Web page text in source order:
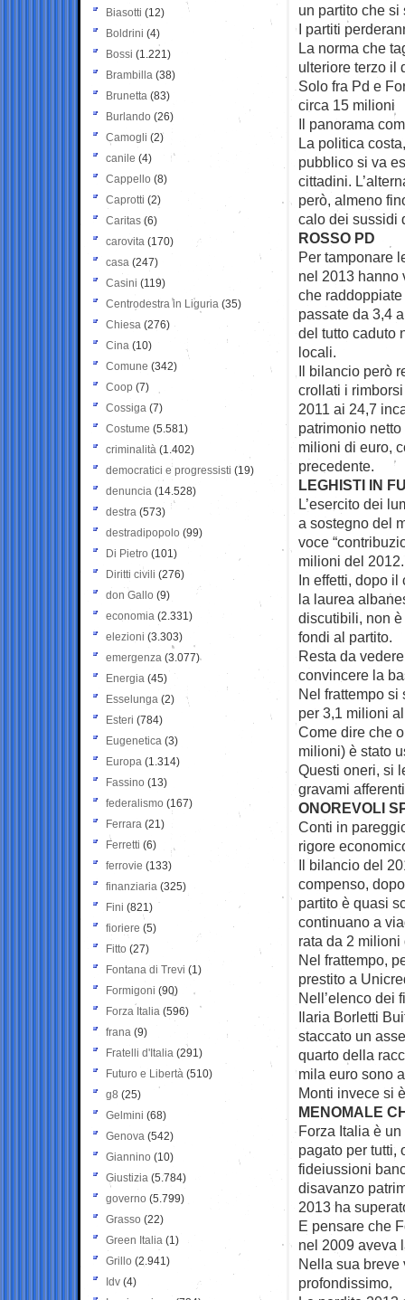
un partito che si
I partiti
La norma che
ulteriore terzo il
Solo fra Pd e
circa 15 milioni
Il panorama
La politica
pubblico si va
cittadini.
però, almeno
calo dei sussidi
ROSSO PD
Per tamponare
nel 2013 hanno
che
passate da 3,4
del tutto caduto
locali.
Il bilancio però
crollati i
2011 ai 24,7
patrimonio
milioni di euro,
precedente.
LEGHISTI IN
L’esercito dei
a sostegno del
voce
milioni del 2012.
In effetti, dopo
la laurea
discutibili, non
fondi al partito.
Resta da
convincere la
Nel frattempo si
per 3,1 milioni
Come dire che
milioni) è stato
Questi oneri, si
gravami
ONOREVOLI
Conti in
rigore
Il bilancio del
compenso,
partito è quasi
continuano a
rata da 2
Nel frattempo,
prestito a
Nell’elenco dei
Ilaria Borletti
staccato un
quarto della
mila euro sono
Monti invece si
MENOMALE
Forza Italia è
pagato per tutti,
fideiussioni
disavanzo
2013 ha
E pensare che
nel 2009 aveva
Nella sua breve
profondissimo.
Biasotti (12)
Boldrini (4)
Bossi (1.221)
Brambilla (38)
Brunetta (83)
Burlando (26)
Camogli (2)
canile (4)
Cappello (8)
Caprotti (2)
Caritas (6)
carovita (170)
casa (247)
Casini (119)
Centrodestra in Liguria (35)
Chiesa (276)
Cina (10)
Comune (342)
Coop (7)
Cossiga (7)
Costume (5.581)
criminalità (1.402)
democratici e progressisti (19)
denuncia (14.528)
destra (573)
destradipopolo (99)
Di Pietro (101)
Diritti civili (276)
don Gallo (9)
economia (2.331)
elezioni (3.303)
emergenza (3.077)
Energia (45)
Esselunga (2)
Esteri (784)
Eugenetica (3)
Europa (1.314)
Fassino (13)
federalismo (167)
Ferrara (21)
Ferretti (6)
ferrovie (133)
finanziaria (325)
Fini (821)
fioriere (5)
Fitto (27)
Fontana di Trevi (1)
Formigoni (90)
Forza Italia (596)
frana (9)
Fratelli d'Italia (291)
Futuro e Libertà (510)
g8 (25)
Gelmini (68)
Genova (542)
Giannino (10)
Giustizia (5.784)
governo (5.799)
Grasso (22)
Green Italia (1)
Grillo (2.941)
Idv (4)